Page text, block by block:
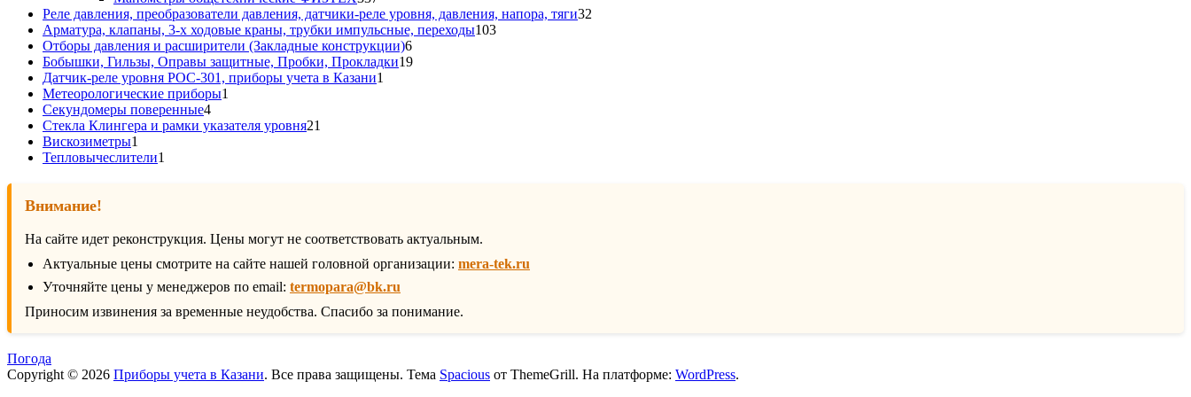
товаров
Реле давления, преобразователи давления, датчики-реле уровня, давления, напора, тяги32
Арматура, клапаны, 3-х ходовые краны, трубки импульсные, переходы103103
Отборы давления и расширители (Закладные конструкции)66
товаров
Бобышки, Гильзы, Оправы защитные, Пробки, Прокладки1919
Датчик-реле уровня РОС-301, приборы учета в Казани1
Метеорологические приборы1
Секундомеры поверенные44
товара
Стекла Клингера и рамки указателя уровня21
Вискозиметры1
товар
Тепловычеслители1
Внимание!
На сайте идет реконструкция. Цены могут не соответствовать актуальным.
Актуальные цены смотрите на сайте нашей головной организации: mera-tek.ru
Уточняйте цены у менеджеров по email: termopara@bk.ru
Приносим извинения за временные неудобства. Спасибо за понимание.
Погода
Copyright © 2026 Приборы учета в Казани. Все права защищены. Тема Spacious от ThemeGrill. На платформе: WordPress.